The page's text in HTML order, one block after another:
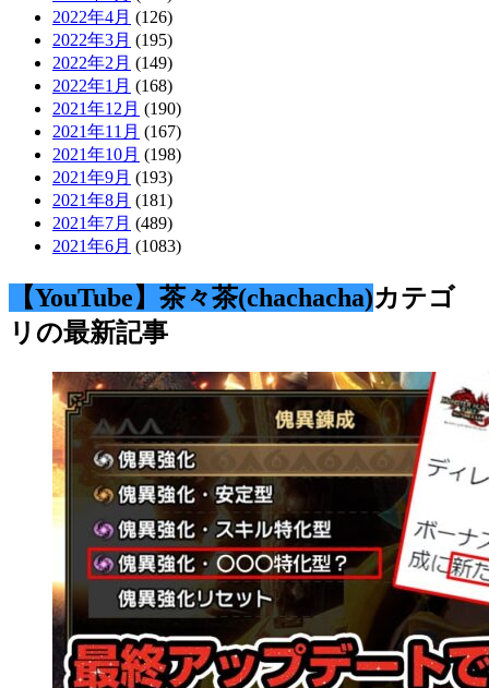
2022年4月 (126)
2022年3月 (195)
2022年2月 (149)
2022年1月 (168)
2021年12月 (190)
2021年11月 (167)
2021年10月 (198)
2021年9月 (193)
2021年8月 (181)
2021年7月 (489)
2021年6月 (1083)
【YouTube】茶々茶(chachacha)カテゴ
リの最新記事